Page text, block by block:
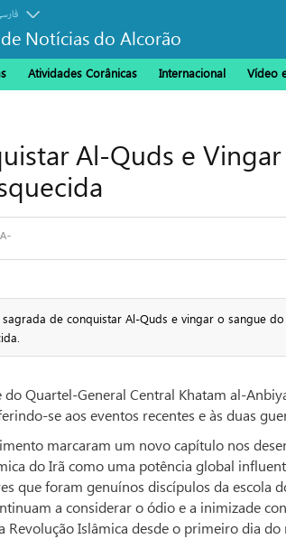
Notícias do Alcorão
Atividades Corânicas Internacional Vídeo
Al-Quds e
de conquistar Al-Quds e vingar o sangue
Quartel-General Central Khatam al-
se aos eventos recentes e às duas
marcaram um novo capítulo nos
do Irã como uma potência global
que foram genuínos discípulos da escola
a considerar o ódio e a inimizade
Revolução Islâmica desde o primeiro dia